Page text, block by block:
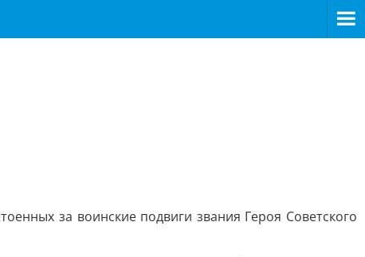
за воинские подвиги звания Героя Советского